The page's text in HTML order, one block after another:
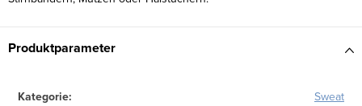
Produktparameter
Kategorie: Sweat